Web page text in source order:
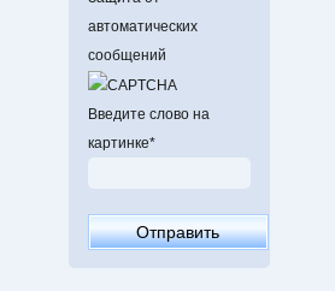
автоматических
сообщений
Введите слово на
картинке*